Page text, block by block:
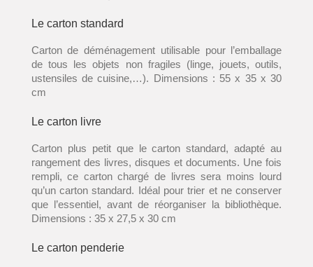
Le carton standard
Carton de déménagement utilisable pour l’emballage
de tous les objets non fragiles (linge, jouets, outils,
ustensiles de cuisine,…). Dimensions : 55 x 35 x 30
cm
Le carton livre
Carton plus petit que le carton standard, adapté au
rangement des livres, disques et documents. Une fois
rempli, ce carton chargé de livres sera moins lourd
qu’un carton standard. Idéal pour trier et ne conserver
que l’essentiel, avant de réorganiser la bibliothèque.
Dimensions : 35 x 27,5 x 30 cm
Le carton penderie